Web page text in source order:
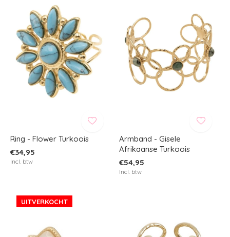
Ring - Flower Turkoois
€34,95
Incl. btw
Armband - Gisele
Afrikaanse Turkoois
€54,95
Incl. btw
UITVERKOCHT